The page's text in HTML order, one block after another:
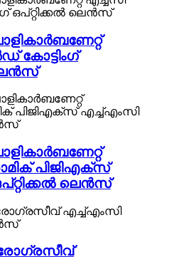
കോട്ടിംഗ്
പിജിഎക്സ്
ലെൻസ്